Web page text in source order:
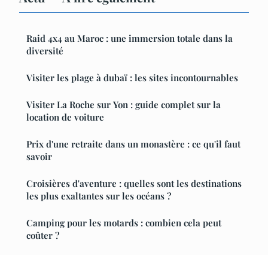
Raid 4x4 au Maroc : une immersion totale dans la
diversité
Visiter les plage à dubaï : les sites incontournables
Visiter La Roche sur Yon : guide complet sur la
location de voiture
Prix d'une retraite dans un monastère : ce qu'il faut
savoir
Croisières d'aventure : quelles sont les destinations
les plus exaltantes sur les océans ?
Camping pour les motards : combien cela peut
coûter ?